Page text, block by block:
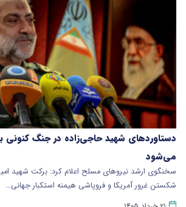
دستاوردهای شهید حاجی‌زاده در جنگ کنونی
می‌شود
سخنگوی ارشد نیروهای مسلح اعلام کرد: برکت شهید
شکستن غرور آمریکا و فروپاشی هیمنه استکبار جهانی…